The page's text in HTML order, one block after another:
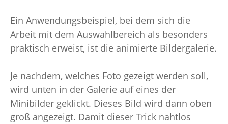
Ein Anwendungsbeispiel, bei dem sich die
Arbeit mit dem Auswahlbereich als besonders
praktisch erweist, ist die animierte Bildergalerie.
Je nachdem, welches Foto gezeigt werden soll,
wird unten in der Galerie auf eines der
Minibilder geklickt. Dieses Bild wird dann oben
groß angezeigt. Damit dieser Trick nahtlos